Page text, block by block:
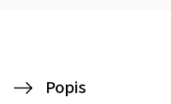
Popis